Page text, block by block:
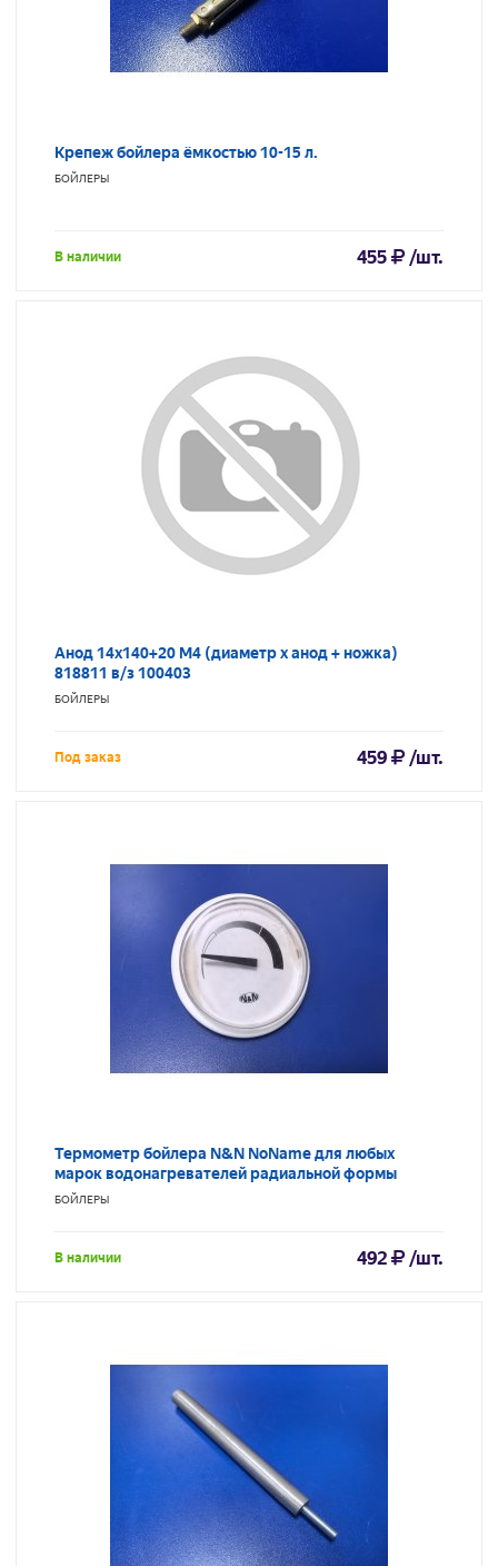
Крепеж бойлера ёмкостью 10-15 л.
БОЙЛЕРЫ
В наличии 455 /шт.
Анод 14х140+20 М4 (диаметр х анод + ножка)
818811 в/з 100403
БОЙЛЕРЫ
Под заказ 459 /шт.
Термометр бойлера N&N NoName для любых
марок водонагревателей радиальной формы
БОЙЛЕРЫ
В наличии 492 /шт.